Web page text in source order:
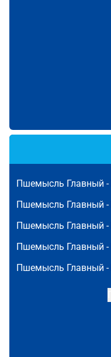
Пшемысль Главный -
Пшемысль Главный -
Пшемысль Главный -
Пшемысль Главный -
Пшемысль Главный -